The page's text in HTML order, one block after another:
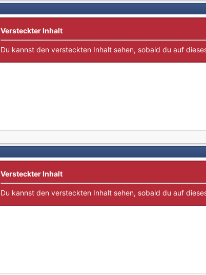
Versteckter Inhalt
Du kannst den versteckten Inhalt sehen, sobald du auf
Versteckter Inhalt
Du kannst den versteckten Inhalt sehen, sobald du auf